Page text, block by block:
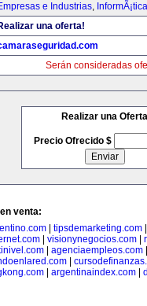
e Industrias,
una oferta!
Serán consideradas
Realizar una Oferta
Precio Ofrecido $
venta:
tipsdemarketing.com
visionynegocios.com
| agenciaempleos.com|
|
| argentinaindex.com|